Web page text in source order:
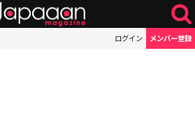
ログイン メンバー登録